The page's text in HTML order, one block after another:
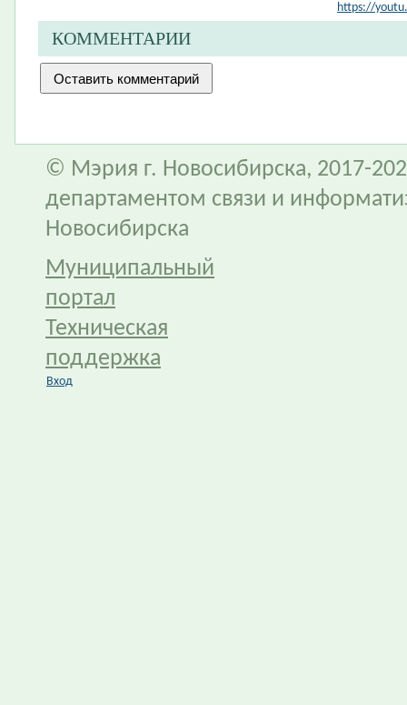
https://
КОММЕНТАРИИ
© Мэрия г. Новосибирска, 2017-
департаментом связи и
Новосибирска
Муниципальный
портал
Техническая
поддержка
Вход